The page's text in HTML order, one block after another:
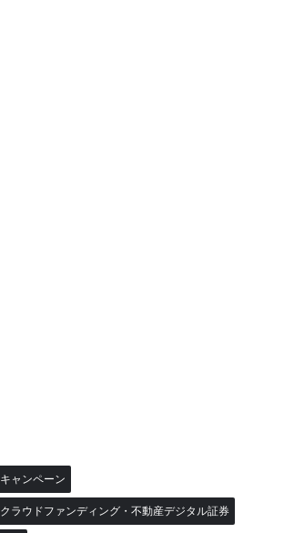
キャンペーン
クラウドファンディング・不動産デジタル証券